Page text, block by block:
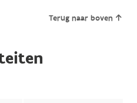
Terug naar boven